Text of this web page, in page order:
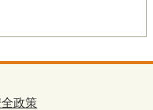
政策